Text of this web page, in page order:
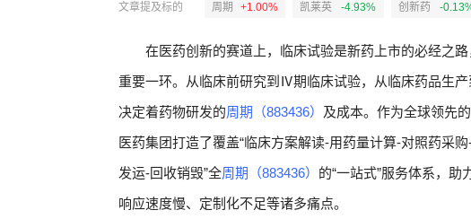
文章提及标的 周期 +1.00% 凯莱英 -4.93% 创新药 -
在医药创新的赛道上，临床试验是新药上市的必经之
重要一环。从临床前研究到Ⅳ期临床试验，从临床药品生
决定着药物研发的周期（883436） 及成本。作为全球领先
医药集团打造了覆盖“临床方案解读-用药量计算-对照药采
发运-回收销毁”全周期（883436） 的“一站式”服务体系，助
响应速度慢、定制化不足等诸多痛点。